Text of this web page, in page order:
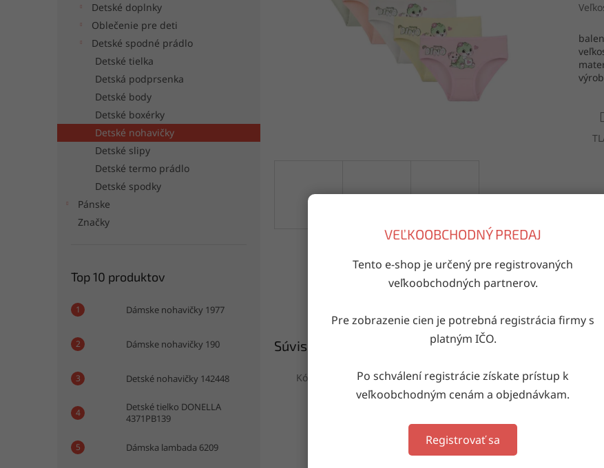
VEĽKOOBCHODNÝ PREDAJ
Tento e-shop je určený pre registrovaných
veľkoobchodných partnerov.
Pre zobrazenie cien je potrebná registrácia firmy s
platným IČO.
Po schválení registrácie získate prístup k
veľkoobchodným cenám a objednávkam.
Registrovať sa
Detské doplnky
Oblečenie pre deti
Detské spodné prádlo
Detské tielka
Detská podprsenka
Detské body
Detské boxérky
Detské nohavičky
Detské slipy
Detské termo prádlo
Detské spodky
Pánske
Značky
Top 10 produktov
Dámske nohavičky 1977
Dámske nohavičky 190
Detské nohavičky 142448
Detské tielko DONELLA
4371PB139
Dámska lambada 6209
Doručenie do druhého dňa
Súvisiaci tovar
Kód: 4171PB53/10008134 Kód:4171PB52/10008120